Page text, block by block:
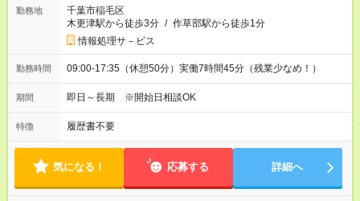
勤務地
千葉市稲毛区
木更津駅から徒歩3分 / 作草部駅から徒歩1分
情報処理サ－ビス
勤務時間 09:00-17:35（休憩50分）実働7時間45分（残業少なめ！）
期間 即日～長期 ※開始日相談OK
特徴 履歴書不要
気になる！ 応募する 詳細へ